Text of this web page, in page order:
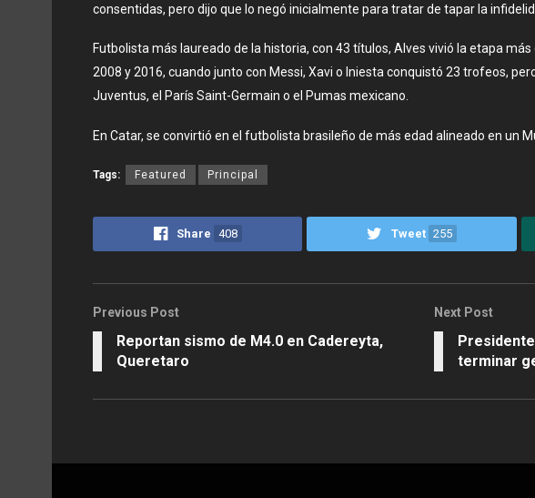
consentidas, pero dijo que lo negó inicialmente para tratar de tapar la
Futbolista más laureado de la historia, con 43 títulos, Alves vivió la etapa
2008 y 2016, cuando junto con Messi, Xavi o Iniesta conquistó 23 trofeos,
Juventus, el París Saint-Germain o el Pumas mexicano.
En Catar, se convirtió en el futbolista brasileño de más edad alineado en un
Tags: Featured Principal
Share 408 Tweet 255
Previous Post
Reportan sismo de M4.0 en Cadereyta,
Queretaro
Next Post
terminar